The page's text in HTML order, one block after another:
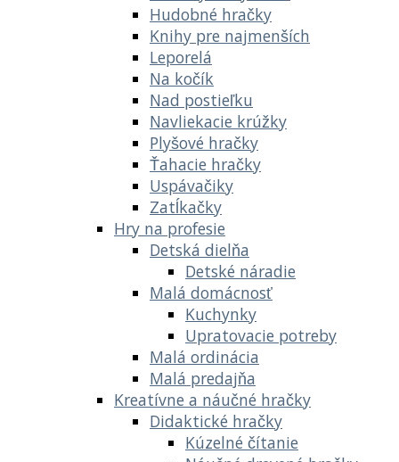
Hudobné hračky
Knihy pre najmenších
Leporelá
Na kočík
Nad postieľku
Navliekacie krúžky
Plyšové hračky
Ťahacie hračky
Uspávačiky
Zatĺkačky
Hry na profesie
Detská dielňa
Detské náradie
Malá domácnosť
Kuchynky
Upratovacie potreby
Malá ordinácia
Malá predajňa
Kreatívne a náučné hračky
Didaktické hračky
Kúzelné čítanie